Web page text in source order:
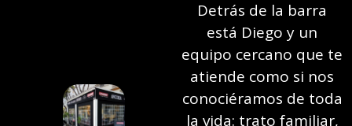
Detrás de la barra
está Diego y un
equipo cercano que te
atiende como si nos
conociéramos de toda
la vida: trato familiar,